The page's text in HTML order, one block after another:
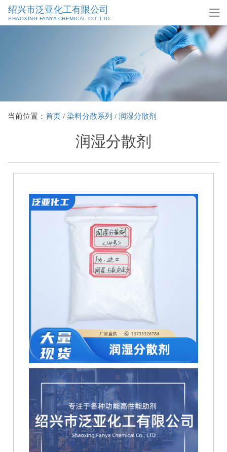
绍兴市泛亚化工有限公司
SHAOXING FANYA CHEMICAL CO.,LTD.
当前位置： 首页 / 染料分散系列 / 润湿分散剂
润湿分散剂